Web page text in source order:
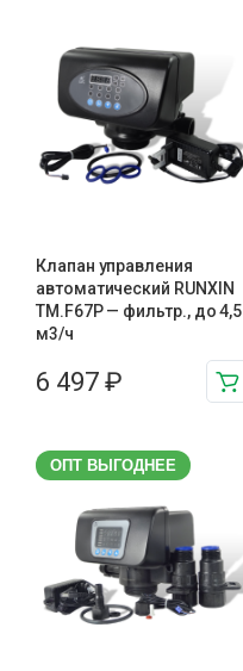
Клапан управления
автоматический RUNXIN
TM.F67P — фильтр., до 4,5
м3/ч
6 497 ₽
ОПТ ВЫГОДНЕЕ